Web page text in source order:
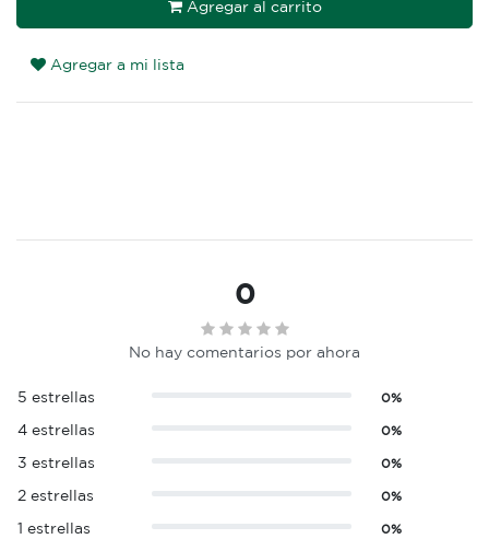
Agregar al carrito
Agregar a mi lista
0
No hay comentarios por ahora
5 estrellas 0%
4 estrellas 0%
3 estrellas 0%
2 estrellas 0%
1 estrellas 0%